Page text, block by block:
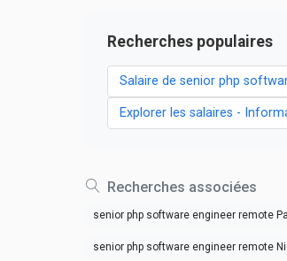
Recherches populaires
Salaire de senior php
Explorer les salaires -
Recherches associées
senior php software engineer remote
senior php software engineer remote